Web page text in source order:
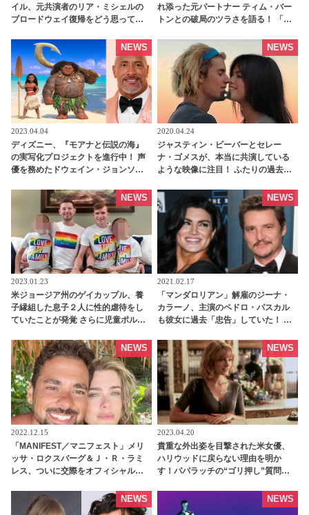
イル、元共演者のリア・ミシェルの
ブロードウェイ復帰をどう思ってい
ど・・・」 - tvgroove
れ添った元パートナー ティム・バー
トンとの破局のツラさを語る！ 「そ
2023.04.04
ディズニー、『モアナと伝説の海』
の実写化プロジェクトを進行中！ 声
優を務めたドウェイン・ジョンソン
にとって深い意味を持つ」 -
tvgroove
NEWS
2020.04.24
ジャスティン・ビーバーとセレー
ナ・ゴメスが、本当に共演している
ような映像に注目！ ふたりの過去の
画あり] | tvgroove
NEWS
2023.01.23
米ジョージア州のゲイカップル、養
子縁組した息子２人に性的虐待をし
ていたことが発覚 さらに児童ポルノ
れる 有罪となれば終身刑の可能性も -
tvgroove
NEWS
2021.02.17
「マンダロリアン」解雇のジーナ・
カラーノ、主演のペドロ・パスカル
も彼女に過去「忠告」していた！ 今
る・・・？ | tvgroove
NEWS
2022.12.15
「MANIFEST／マニフェスト」メリ
ッサ・ロクスバーグ＆Ｊ・Ｒ・ラミ
レス、ついに交際をオフィシャル
特別な」バケーションを過ごす［写
真あり］ - tvgroove
NEWS
2023.04.20
貴重な外出姿を目撃された米女優、
ハリウッドに戻らない理由を明か
す！パパラッチの“ゴリ押し”質問に
NEWS
NEWS NEWS